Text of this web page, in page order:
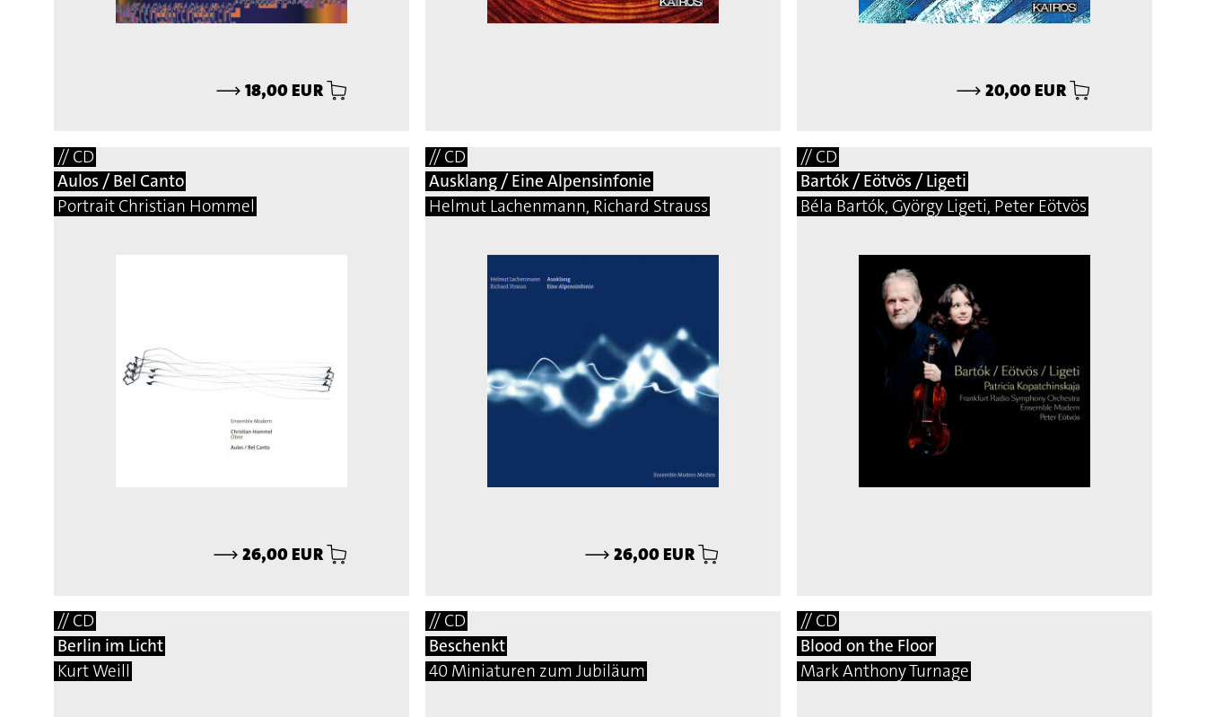
⟶ 18,00 EUR ⟶ 20,00 EUR
// CD
Aulos / Bel Canto
Portrait Christian Hommel
⟶ 26,00 EUR
// CD
Ausklang / Eine Alpensinfonie
Helmut Lachenmann, Richard Strauss
⟶ 26,00 EUR
// CD
Bartók / Eötvös / Ligeti
Béla Bartók, György Ligeti, Peter Eötvös
// CD
Berlin im Licht
Kurt Weill
// CD
Beschenkt
40 Miniaturen zum Jubiläum
// CD
Blood on the Floor
Mark Anthony Turnage